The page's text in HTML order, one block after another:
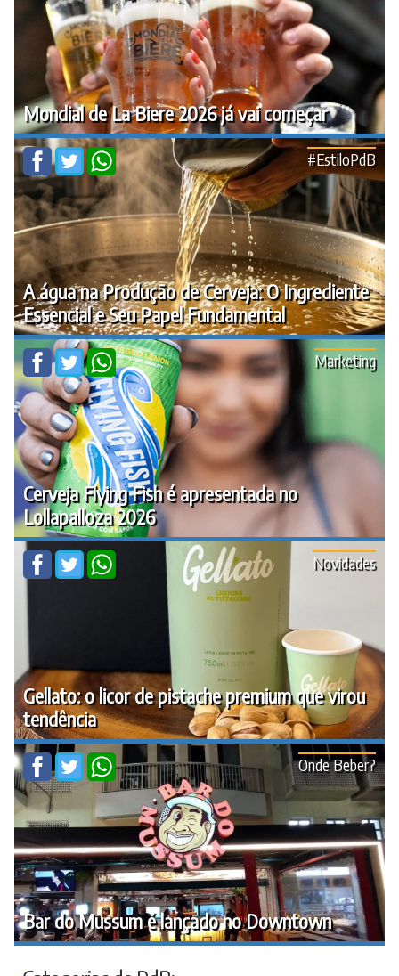
Mondial de La Biere 2026 já vai começar
A água na Produção de Cerveja: O Ingrediente
Essencial e Seu Papel Fundamental
#EstiloPdB
Cerveja Flying Fish é apresentada no
Lollapalloza 2026
Marketing
Gellato: o licor de pistache premium que virou
tendência
Novidades
Bar do Mussum é lançado no Downtown
Onde Beber?